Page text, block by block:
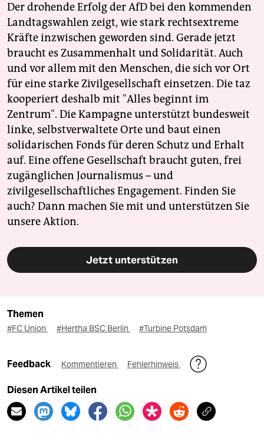
Der drohende Erfolg der AfD bei den kommenden
Landtagswahlen zeigt, wie stark rechtsextreme
Kräfte inzwischen geworden sind. Gerade jetzt
braucht es Zusammenhalt und Solidarität. Auch
und vor allem mit den Menschen, die sich vor Ort
für eine starke Zivilgesellschaft einsetzen. Die taz
kooperiert deshalb mit "Alles beginnt im
Zentrum". Die Kampagne unterstützt bundesweit
linke, selbstverwaltete Orte und baut einen
solidarischen Fonds für deren Schutz und Erhalt
auf. Eine offene Gesellschaft braucht guten, frei
zugänglichen Journalismus – und
zivilgesellschaftliches Engagement. Finden Sie
auch? Dann machen Sie mit und unterstützen Sie
unsere Aktion.
Jetzt unterstützen
Themen
#FC Union #Hertha BSC Berlin #Turbine Potsdam
Feedback Kommentieren Fehlerhinweis
Diesen Artikel teilen